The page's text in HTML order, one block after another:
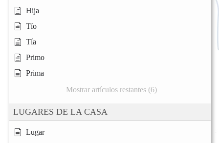
Hija
Tío
Tía
Primo
Prima
Mostrar artículos restantes (6)
LUGARES DE LA CASA
Lugar